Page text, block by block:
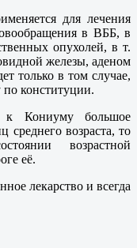
для лечения
в ВББ, в
опухолей, в т.
железы, аденом
только в том случае,
по конституции.
к Кониуму большое
возраста, то
возрастной
её.
лекарство и всегда